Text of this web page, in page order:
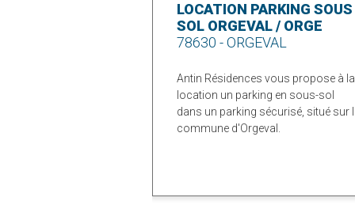
LOCATION PARKING SOUS
SOL ORGEVAL / ORGE
78630 - ORGEVAL
Antin Résidences vous propose à la
location un parking en sous-sol
dans un parking sécurisé, situé sur
commune d'Orgeval.